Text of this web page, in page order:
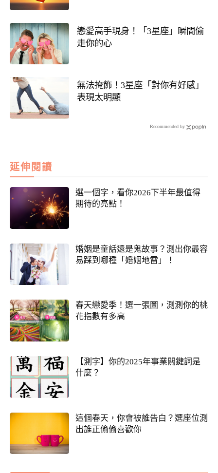
戀愛高手現身！「3星座」瞬間偷
走你的心
無法掩飾！3星座「對你有好感」
表現太明顯
Recommended by
延伸閱讀
選一個字，看你2026下半年最值得
期待的亮點！
婚姻是童話還是鬼故事？測出你最容
易踩到哪種「婚姻地雷」！
春天戀愛季！選一張圖，測測你的桃
花指數有多高
【測字】你的2025年事業關鍵詞是
什麼？
這個春天，你會被誰告白？選座位測
出誰正偷偷喜歡你
30項情定一生占